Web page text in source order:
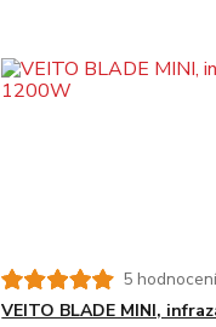
5
VEITO BLADE MINI,